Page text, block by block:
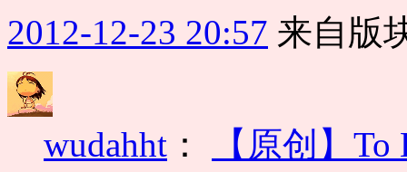
2012-12-23 20:57 来自版
wudahht ：
【原创】